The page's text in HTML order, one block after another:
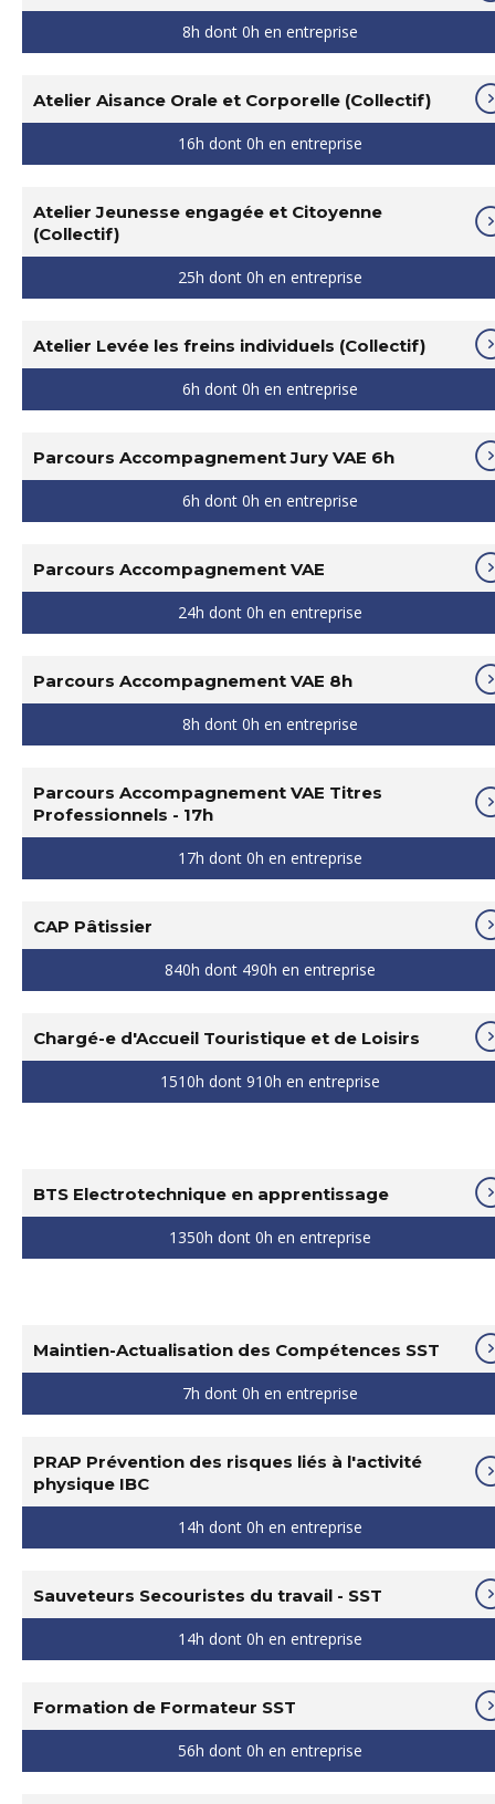
8h dont 0h en entreprise
Atelier Aisance Orale et Corporelle (Collectif)
16h dont 0h en entreprise
Atelier Jeunesse engagée et Citoyenne
(Collectif)
25h dont 0h en entreprise
Atelier Levée les freins individuels (Collectif)
6h dont 0h en entreprise
Parcours Accompagnement Jury VAE 6h
6h dont 0h en entreprise
Parcours Accompagnement VAE
24h dont 0h en entreprise
Parcours Accompagnement VAE 8h
8h dont 0h en entreprise
Parcours Accompagnement VAE Titres
Professionnels - 17h
17h dont 0h en entreprise
CAP Pâtissier
840h dont 490h en entreprise
Chargé-e d'Accueil Touristique et de Loisirs
1510h dont 910h en entreprise
BTS Electrotechnique en apprentissage
1350h dont 0h en entreprise
Maintien-Actualisation des Compétences SST
7h dont 0h en entreprise
PRAP Prévention des risques liés à l'activité
physique IBC
14h dont 0h en entreprise
Sauveteurs Secouristes du travail - SST
14h dont 0h en entreprise
Formation de Formateur SST
56h dont 0h en entreprise